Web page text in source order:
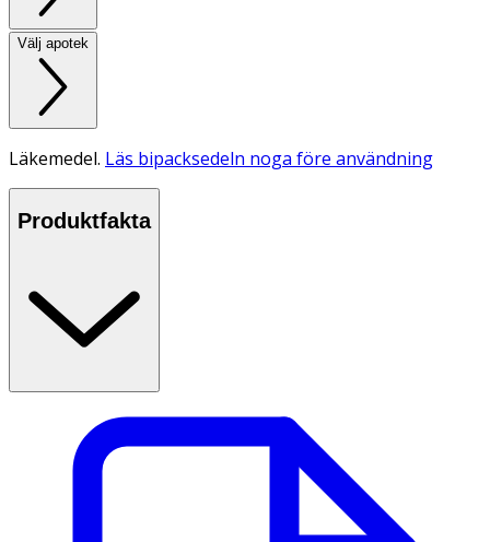
Välj apotek
Läkemedel. Läs bipacksedeln noga före användning
Produktfakta